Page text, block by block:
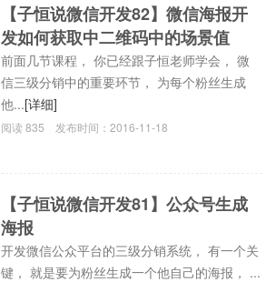
【子恒说微信开发82】微信海报开
发如何获取中二维码中的场景值
前面几节课程， 你已经跟子恒老师学会， 微
信三级分销中的重要环节， 为每个粉丝生成
他...[详细]
阅读835 发布时间：2016-11-18
【子恒说微信开发81】公众号生成
海报
开发微信公众平台的三级分销系统， 有一个关
键， 就是要为粉丝生成一个他自己的海报， ...